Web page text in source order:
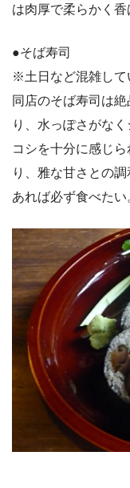
は肉厚で柔らかく香
●そば寿司
※土日など混雑して
同店のそば寿司は
り、水っぽさがな
コシを十分に感じ
り、雅な甘さとの
あれば必ず食べたい